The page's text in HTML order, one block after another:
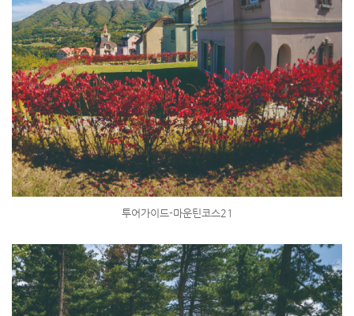
투어가이드-마운틴코스21